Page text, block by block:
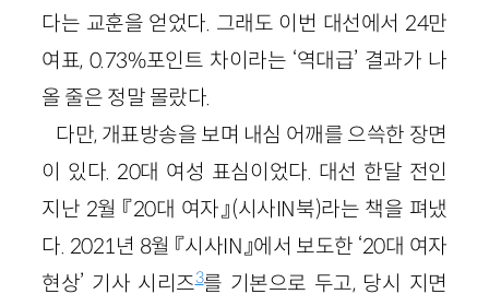
다는 교훈을 얻었다. 그래도 이번 대선에서 24만
여표, 0.73%포인트 차이라는 ‘역대급’ 결과가 나
올 줄은 정말 몰랐다.
다만, 개표방송을 보며 내심 어깨를 으쓱한 장면
이 있다. 20대 여성 표심이었다. 대선 한달 전인
지난 2월 『20대 여자』(시사IN북)라는 책을 펴냈
다. 2021년 8월 『시사IN』에서 보도한 ‘20대 여자
현상’ 기사 시리즈3를 기본으로 두고, 당시 지면